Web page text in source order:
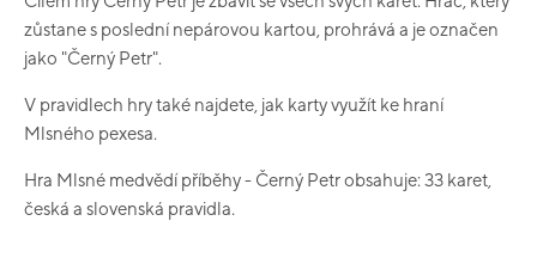
zůstane s poslední nepárovou kartou, prohrává a je označen
jako "Černý Petr".
V pravidlech hry také najdete, jak karty využít ke hraní
Mlsného pexesa.
Hra Mlsné medvědí příběhy - Černý Petr obsahuje: 33 karet,
česká a slovenská pravidla.